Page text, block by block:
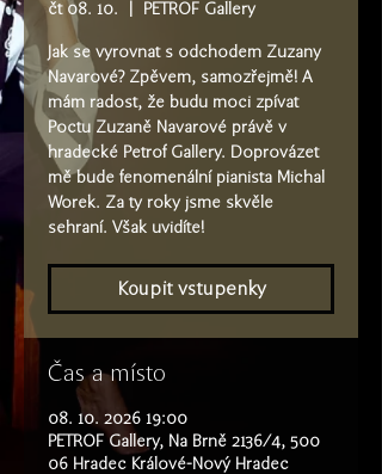
čt 08. 10. PETROF Gallery
Jak se vyrovnat s odchodem Zuzany
Navarové? Zpěvem, samozřejmě! A
mám radost, že budu moci zpívat
Poctu Zuzaně Navarové právě v
hradecké Petrof Gallery. Doprovázet
mě bude fenomenální pianista Michal
Worek. Za ty roky jsme skvěle
sehraní. Však uvidíte!
Koupit vstupenky
Čas a místo
08. 10. 2026 19:00
PETROF Gallery, Na Brně 2136/4, 500
06 Hradec Králové-Nový Hradec